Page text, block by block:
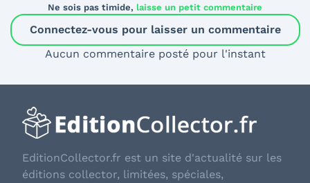
Ne sois pas timide, laisse un petit commentaire
Connectez-vous pour laisser un commentaire
Aucun commentaire posté pour l'instant
EditionCollector.fr est un site d'actualité sur les
éditions collector, limitées, spéciales,